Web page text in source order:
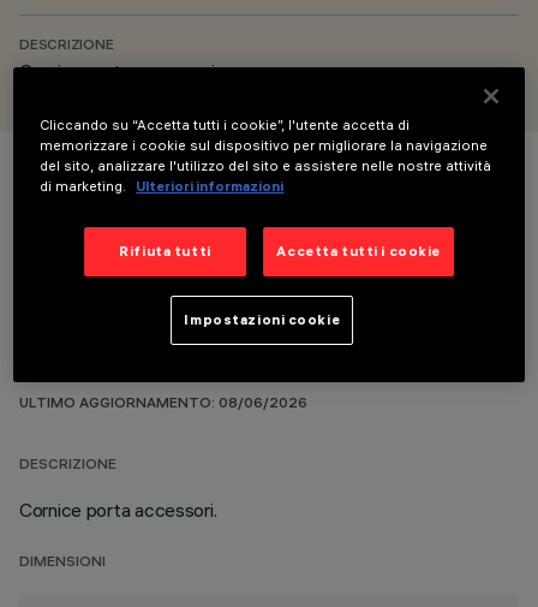
DESCRIZIONE
Cornice porta accessori
COLORE
ULTIMO AGGIORNAMENTO: 08/06/2026
DESCRIZIONE
Cornice porta accessori.
DIMENSIONI
Cliccando su “Accetta tutti i cookie”, l'utente accetta di
memorizzare i cookie sul dispositivo per migliorare la navigazione
del sito, analizzare l'utilizzo del sito e assistere nelle nostre attività
di marketing.
Ulteriori informazioni
Rifiuta tutti Accetta tutti i cookie
Impostazioni cookie